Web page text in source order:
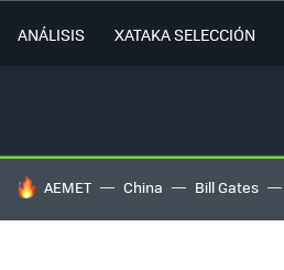
ANÁLISIS XATAKA SELECCIÓN
HOY SE HABLA DE
AEMET China Bill Gates